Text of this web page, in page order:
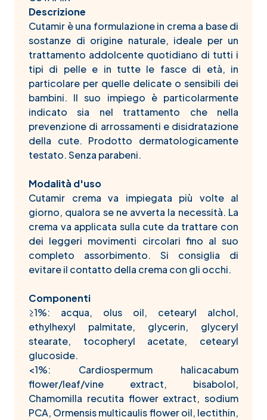
Descrizione
Cutamir è una formulazione in crema a base di
sostanze di origine naturale, ideale per un
trattamento addolcente quotidiano di tutti i
tipi di pelle e in tutte le fasce di età, in
particolare per quelle delicate o sensibili dei
bambini. Il suo impiego è particolarmente
indicato sia nel trattamento che nella
prevenzione di arrossamenti e disidratazione
della cute. Prodotto dermatologicamente
testato. Senza parabeni.
Modalità d'uso
Cutamir crema va impiegata più volte al
giorno, qualora se ne avverta la necessità. La
crema va applicata sulla cute da trattare con
dei leggeri movimenti circolari fino al suo
completo assorbimento. Si consiglia di
evitare il contatto della crema con gli occhi.
Componenti
≥1%: acqua, olus oil, cetearyl alchol,
ethylhexyl palmitate, glycerin, glyceryl
stearate, tocopheryl acetate, cetearyl
glucoside.
<1%: Cardiospermum halicacabum
flower/leaf/vine extract, bisabolol,
Chamomilla recutita flower extract, sodium
PCA, Ormensis multicaulis flower oil, lectithin,